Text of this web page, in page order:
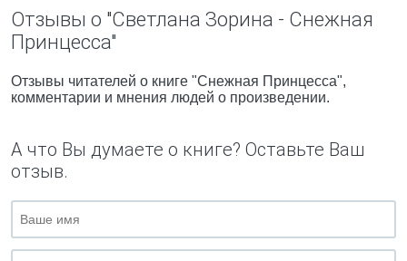
Отзывы о "Светлана Зорина - Снежная
Принцесса"
Отзывы читателей о книге "Снежная Принцесса",
комментарии и мнения людей о произведении.
А что Вы думаете о книге? Оставьте Ваш
отзыв.